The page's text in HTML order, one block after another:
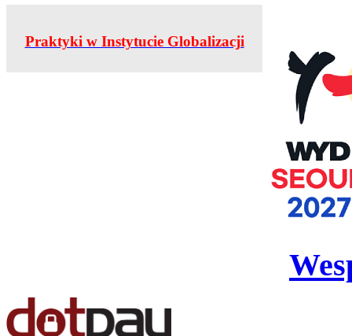
Praktyki w Instytucie Globalizacji